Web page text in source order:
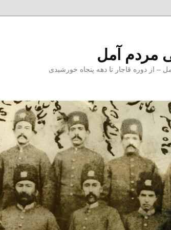
مردم آمل
از دوره قاجار تا دهه پنجاه خورشیدی